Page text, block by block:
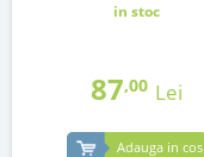
in stoc
87,00 Lei
Adauga in cos